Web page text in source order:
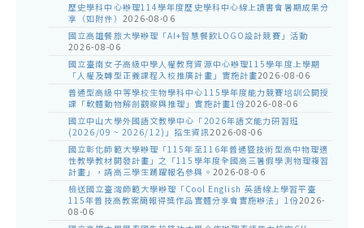
歷史學科中心辦理114學年度歷史學科中心線上讀書會暑期成果分
享（如附件） 2026-08-06
國立高雄餐旅大學辦理「AI+智慧餐飲LOGO設計競賽」活動
2026-08-06
國立臺南女子高級中學人權教育資源中心辦理115學年度上學期
「人權及轉型正義課程入校推廣計畫」實施計畫2026-08-06
普通型高級中等學校生物學科中心115學年度能力競賽培訓公開授
課「軟體動物解剖觀察與推理」實施計畫1份2026-08-06
國立中山大學外國語文教學中心「2026年語文能力研習班
(2026/09 ~ 2026/12)」招生資訊2026-08-06
國立彰化師範大學辦理「115年至116年普通暨技術型高中物理適
性教學教材開發計畫」之「115學年度全國高三暑假學測物理複習
計畫」，請高三學生踴躍報名參與。 2026-08-06
檢送國立臺灣師範大學辦理「Cool English 英語線上學習平臺
115年普技高教案簡報得獎作品實體分享會實施辦法」1份2026-
08-06